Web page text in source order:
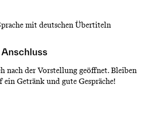
mit deutschen Übertiteln
nach der Vorstellung geöffnet. Bleiben
ein Getränk und gute Gespräche!